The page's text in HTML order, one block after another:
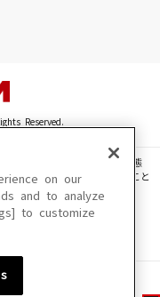
Reserved.
・動画・音声等を、手段や形態
、転載、ファイル化などすること
い場合があります。
合があります。
on our
and to analyze
to customize